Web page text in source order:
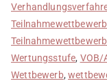
Teilnahmewettbewerb
Teilnahmewettbewerb
Wertungsstufe, VOB/
Wettbewerb,